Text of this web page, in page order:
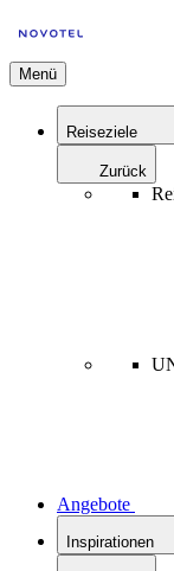
Menü
Reiseziele
Zurück
Angebote
Inspirationen